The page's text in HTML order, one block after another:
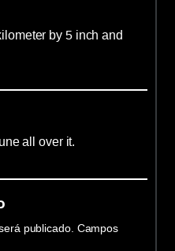
by 5 inch and
all over it.
publicado. Campos